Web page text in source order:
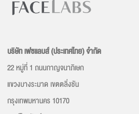
บริษัท เฟซเเลบส์ (ประเทศไทย) จำกัด
22 หมู่ที่ 1 ถนนกาญจนาภิเษก
แขวงบางระมาด เขตตลิ่งชัน
กรุงเทพมหานคร 10170